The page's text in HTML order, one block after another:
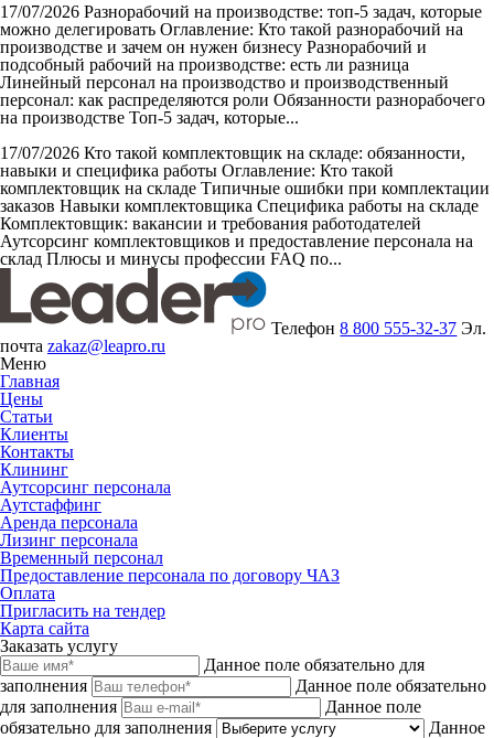
17/07/2026 Разнорабочий на производстве: топ-5 задач, которые
можно делегировать Оглавление: Кто такой разнорабочий на
производстве и зачем он нужен бизнесу Разнорабочий и
подсобный рабочий на производстве: есть ли разница
Линейный персонал на производство и производственный
персонал: как распределяются роли Обязанности разнорабочего
на производстве Топ-5 задач, которые...
17/07/2026 Кто такой комплектовщик на складе: обязанности,
навыки и специфика работы Оглавление: Кто такой
комплектовщик на складе Типичные ошибки при комплектации
заказов Навыки комплектовщика Специфика работы на складе
Комплектовщик: вакансии и требования работодателей
Аутсорсинг комплектовщиков и предоставление персонала на
склад Плюсы и минусы профессии FAQ по...
Телефон8 800 555-32-37 Эл.
почта zakaz@leapro.ru
Меню
Главная
Цены
Статьи
Клиенты
Контакты
Клининг
Аутсорсинг персонала
Аутстаффинг
Аренда персонала
Лизинг персонала
Временный персонал
Предоставление персонала по договору ЧАЗ
Оплата
Пригласить на тендер
Карта сайта
Заказать услугу
Данное поле обязательно для
заполнения
Данное поле обязательно
для заполнения
Данное поле
обязательно для заполнения
Данное